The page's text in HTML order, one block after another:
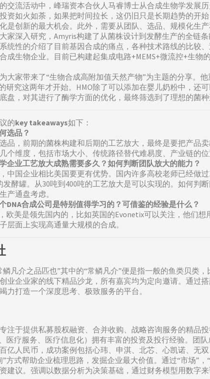
交流活动中，峰瑞资本合伙人马睿博士从合成生物学发展
资如火如荼，如果把时间拉长，这仍旧只是长期趋势的开
是创新的最大机会。此外，需要从团队、选品、规模化生
家深入研究，Amyris构建了从菌株设计到发酵生产的全链
统性的介绍了目前基因合成的痛点，各种技术路线的比较
成生物企业。目前已构建起集成电路+MEMS+微流控+生
大家带来了“生物合成高附加值天然产物”为主题的分享。
研究这两年才开始。HMO除了可以添加在婴儿奶粉中，
盘，对其进行了酶学方面的优化，最终筛选到了理想的菌种
的key takeaways如下：
选品？
品，前期的菌株构建和后期的工艺放大，最终是要把产品
个维度，包括市场大小、传统路径替代难易度、产业链的
企业工艺放大成熟需要多久？如何判断团队放大的能力？
中国企业相比美国要更有优势。国内许多高校老师已经做
发酵罐。从30吨到400吨的工艺放大是可以实现的。如何
产通盘考虑。
DNA合成公司是特别值得学习的？可借鉴的经验是什么？
欧美是领先国内的，比如英国的Evonetix可以关注，他们
层面上实现高通量大规模的合成。
鳞凡介之品匹也”其中的“常鳞凡介”便是指一般的鱼类贝类
业企业家的线下精品沙龙，所有嘉宾均为定向邀请。通过
力打造一个深度思考、极致服务的平台。
注于提供私募股权融资、合并收购、战略咨询服务的精品
医疗服务、医疗信息化）拥有丰富的投资及投行经验。
亿人民币，成功案例包括心玮、申淇、北芯、心凯诺、无
方式帮助企业梳理思路，发掘企业最大价值。通过“市场”
建议。强调以数据分析为决策基础，通过财务模型用数字